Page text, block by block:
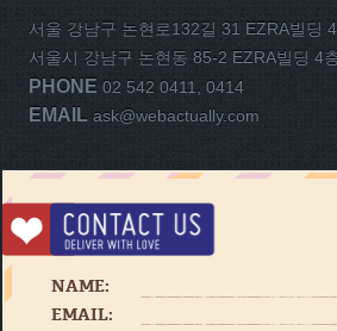
서울 강남구 논현로132길 31 EZRA빌딩
서울시 강남구 논현동 85-2 EZRA빌딩 4
PHONE 02 542 0411, 0414
EMAIL ask@webactually.com
NAME:
EMAIL: